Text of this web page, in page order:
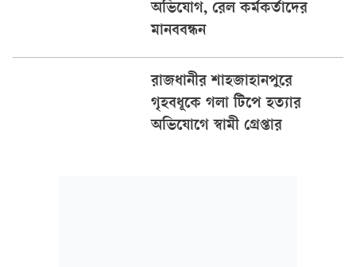
অভিযোগ, রেল কর্মকর্তাদের
মানববন্ধন
রাজধানীর শাহজাহানপুরে
গৃহবধূকে গলা টিপে হত্যার
অভিযোগে স্বামী গ্রেপ্তার